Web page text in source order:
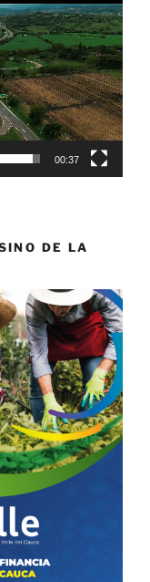
00:37
DE LA